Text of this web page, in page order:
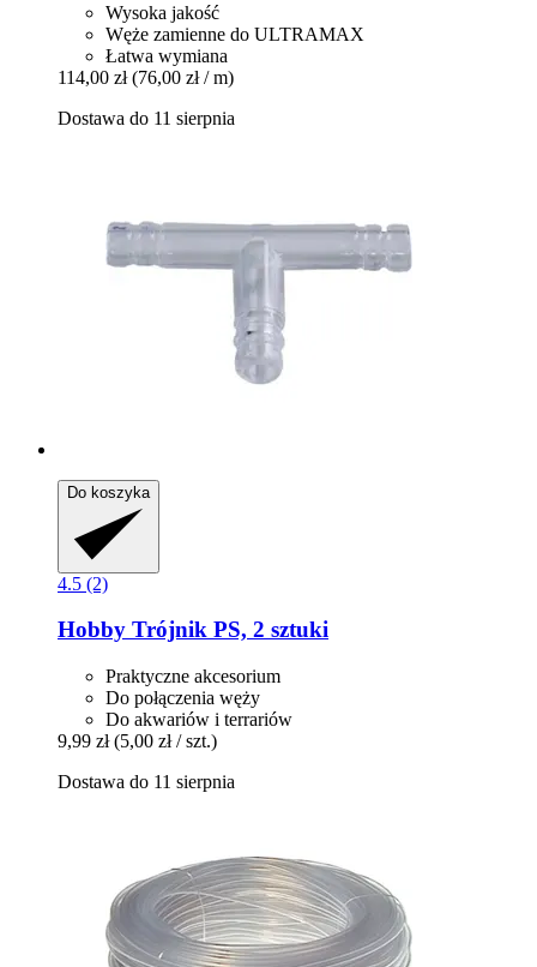
Wysoka jakość
Węże zamienne do ULTRAMAX
Łatwa wymiana
114,00 zł (76,00 zł / m)
Dostawa do 11 sierpnia
Do koszyka
4.5 (2)
Hobby Trójnik PS, 2 sztuki
Praktyczne akcesorium
Do połączenia węży
Do akwariów i terrariów
9,99 zł (5,00 zł / szt.)
Dostawa do 11 sierpnia